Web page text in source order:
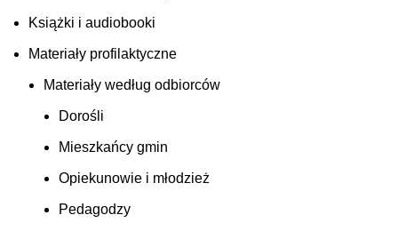
Książki i audiobooki
Materiały profilaktyczne
Materiały według odbiorców
Dorośli
Mieszkańcy gmin
Opiekunowie i młodzież
Pedagodzy